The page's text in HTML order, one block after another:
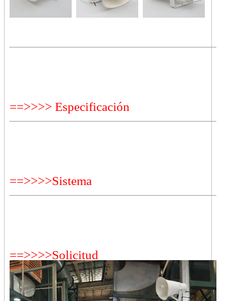
==>>>> Especificación
==>>>>Sistema
==>>>>Solicitud